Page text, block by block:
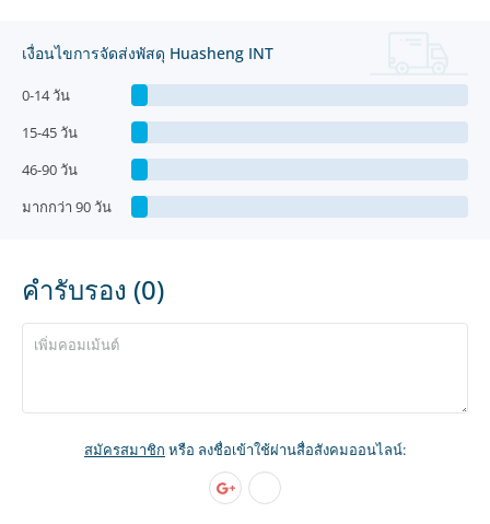
เงื่อนไขการจัดส่งพัสดุ Huasheng INT
0-14 วัน
15-45 วัน
46-90 วัน
มากกว่า 90 วัน
คำรับรอง (0)
สมัครสมาชิก หรือ ลงชื่อเข้าใช้ผ่านสื่อสังคมออนไลน์: